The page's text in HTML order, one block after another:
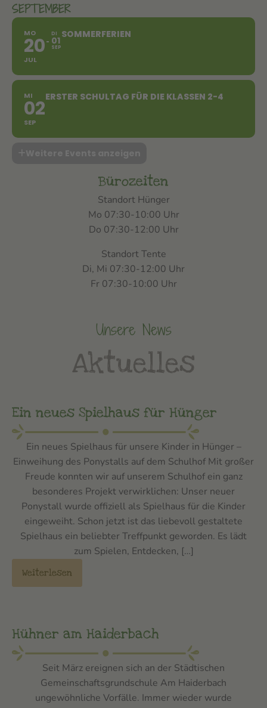
SEPTEMBER
MO
20
JUL
DI
01
SEP
SOMMERFERIEN
MI
02
SEP
ERSTER SCHULTAG FÜR DIE KLASSEN 2-4
Bürozeiten
Standort Hünger
Mo 07:30-10:00 Uhr
Do 07:30-12:00 Uhr
Standort Tente
Di, Mi 07:30-12:00 Uhr
Fr 07:30-10:00 Uhr
Unsere News
Aktuelles
Ein neues Spielhaus für Hünger
Ein neues Spielhaus für unsere Kinder in Hünger –
Einweihung des Ponystalls auf dem Schulhof Mit großer
Freude konnten wir auf unserem Schulhof ein ganz
besonderes Projekt verwirklichen: Unser neuer
Ponystall wurde offiziell als Spielhaus für die Kinder
eingeweiht. Schon jetzt ist das liebevoll gestaltete
Spielhaus ein beliebter Treffpunkt geworden. Es lädt
zum Spielen, Entdecken, […]
Weiterlesen
Hühner am Haiderbach
Seit März ereignen sich an der Städtischen
Gemeinschaftsgrundschule Am Haiderbach
ungewöhnliche Vorfälle. Immer wieder wurde